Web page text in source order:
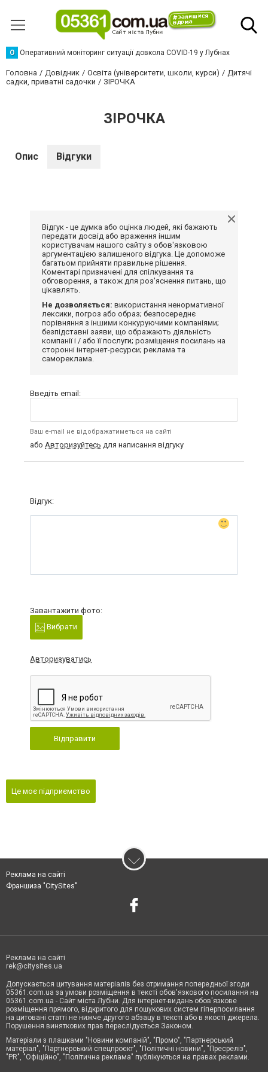
О Оперативний моніторинг ситуації довкола COVID-19 у Лубнах
Головна Довідник Освіта (університети, школи, курси)
Дитячі
садки, приватні садочки
ЗІРОЧКА
ЗІРОЧКА
Опис Відгуки
Відгук - це думка або оцінка людей, які бажають
передати досвід або враження іншим
користувачам нашого сайту з обов'язковою
аргументацією залишеного відгука. Це допоможе
багатьом прийняти правильне рішення.
Коментарі призначені для спілкування та
обговорення, а також для роз'яснення питань, що
цікавлять.
Не дозволяється: використання ненормативної
лексики, погроз або образ; безпосереднє
порівняння з іншими конкуруючими компаніями;
безпідставні заяви, що ображають діяльність
компанії і / або її послуги; розміщення посилань на
сторонні інтернет-ресурси; реклама та
самореклама.
Введіть email:
Ваш e-mail не відображатиметься на сайті
або Авторизуйтесь для написання відгуку
Відгук:
Завантажити фото:
Вибрати
Авторизуватись
Відправити
Це моє підприємство
Реклама на сайті
Франшиза "CitySites"
Реклама на сайті
rek@citysites.ua
Допускається цитування матеріалів без отримання попередньої згоди
05361.com.ua за умови розміщення в тексті обов'язкового посилання на
05361.com.ua - Сайт міста Лубни. Для інтернет-видань обов'язкове
розміщення прямого, відкритого для пошукових систем гіперпосилання
на цитовані статті не нижче другого абзацу в тексті або в якості джерела.
Порушення виняткових прав переслідується Законом.
Матеріали з плашками "Новини компаній", "Промо", "Партнерський
матеріал", "Партнерський спецпроєкт", "Політичні новини", "Пресреліз",
"PR", "Офіційно", "Політична реклама" публікуються на правах реклами.